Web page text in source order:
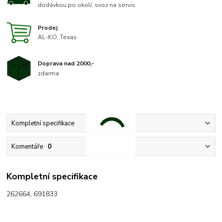
dodávkou po okolí, svoz na servis
Prodej
AL-KO, Texas
Doprava nad 2000,-
zdarma
Kompletní specifikace
Komentáře 0
Kompletní specifikace
262664, 691833